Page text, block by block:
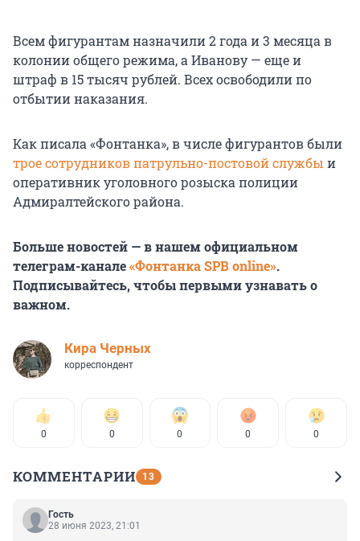
Всем фигурантам назначили 2 года и 3 месяца в
колонии общего режима, а Иванову — еще и
штраф в 15 тысяч рублей. Всех освободили по
отбытии наказания.
Как писала «Фонтанка», в числе фигурантов были
трое сотрудников патрульно-постовой службы и
оперативник уголовного розыска полиции
Адмиралтейского района.
Больше новостей — в нашем официальном
телеграм-канале«Фонтанка SPB online».
Подписывайтесь, чтобы первыми узнавать о
важном.
Кира Черных
корреспондент
0 0 0 0 0
КОММЕНТАРИИ 13
Гость
28 июня 2023, 21:01